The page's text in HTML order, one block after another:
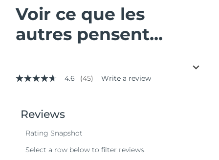
Voir ce que les
autres pensent...
4.6
stars,
average
value.
4.6 (45) Write a review